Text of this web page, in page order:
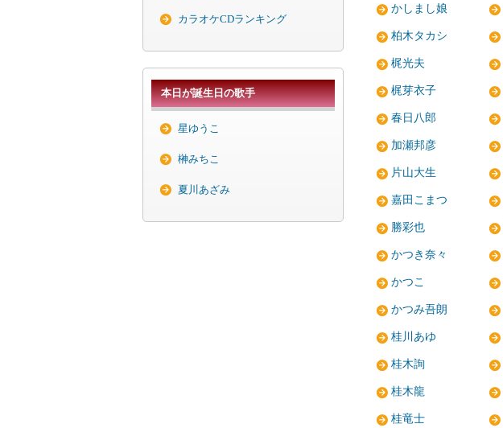
かしまし娘
柏木タカシ
梶光夫
梶芽衣子
春日八郎
加瀬邦彦
片山大生
嘉田こまつ
勝彩也
かつき奈々
かつこ
かつみ吾朗
桂川あゆ
桂木詢
桂木龍
桂竜士
カラオケCDランキング
本日が誕生日の歌手
星ゆうこ
榊みちこ
夏川あざみ